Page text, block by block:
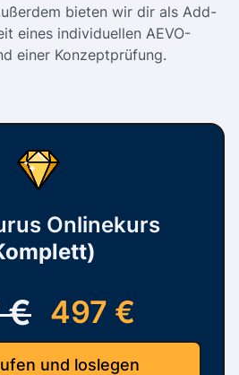
bieten wir dir als Add-
eines individuellen AEVO-
einer Konzeptprüfung.
Onlinekurs
€ 497 €
und loslegen